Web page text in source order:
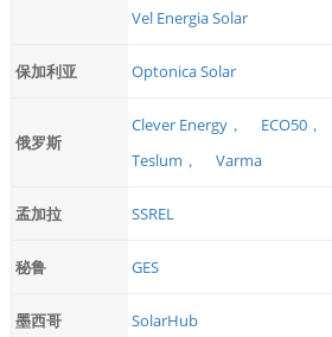
Vel Energia Solar
保加利亚 Optonica Solar
俄罗斯
Clever Energy， ECO50，
Teslum，
Varma
孟加拉 SSREL
秘鲁 GES
墨西哥 SolarHub